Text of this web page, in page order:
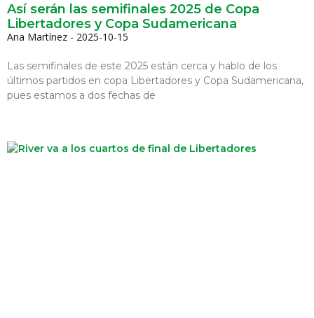
Así serán las semifinales 2025 de Copa
Libertadores y Copa Sudamericana
Ana Martínez 2025-10-15
Las semifinales de este 2025 están cerca y hablo de los
últimos partidos en copa Libertadores y Copa Sudamericana,
pues estamos a dos fechas de